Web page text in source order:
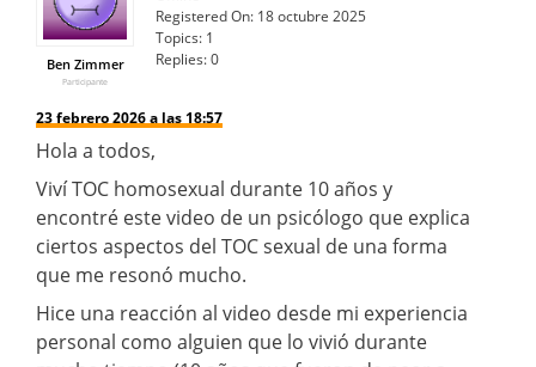
Ben Zimmer
Participante
Registered On: 18 octubre 2025
Topics: 1
Replies:0
23 febrero 2026 a las 18:57
Hola a todos,
Viví TOC homosexual durante 10 años y
encontré este video de un psicólogo que explica
ciertos aspectos del TOC sexual de una forma
que me resonó mucho.
Hice una reacción al video desde mi experiencia
personal como alguien que lo vivió durante